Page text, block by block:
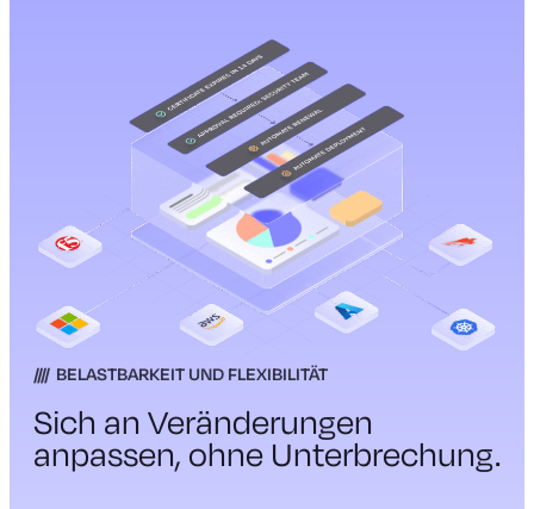
BELASTBARKEIT UND FLEXIBILITÄT
Sich an Veränderungen
anpassen, ohne Unterbrechung.